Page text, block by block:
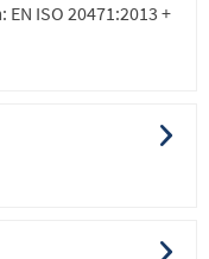
ISO 20471:2013 +